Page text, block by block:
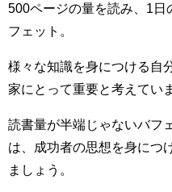
500ページの量を読み、1
フェット。
様々な知識を身につける自
家にとって重要と考えてい
読書量が半端じゃないバフ
は、成功者の思想を身につ
ましょう。